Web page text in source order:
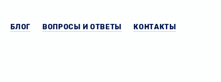
БЛОГ ВОПРОСЫ И ОТВЕТЫ КОНТАКТЫ